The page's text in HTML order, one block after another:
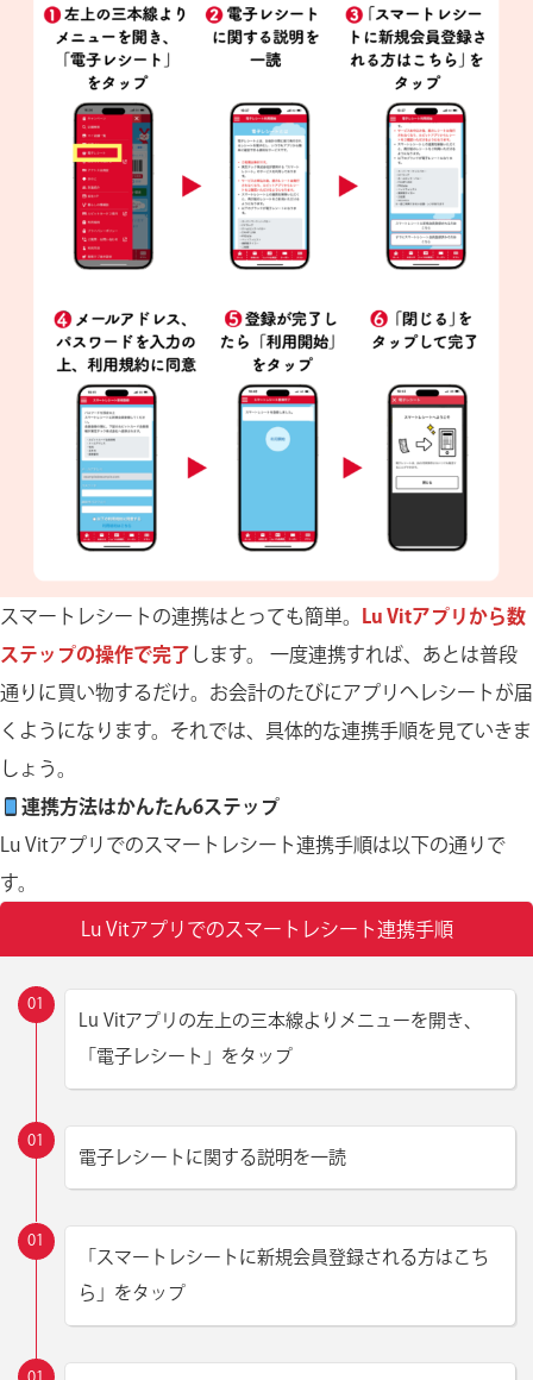
スマートレシートの連携はとっても簡単。
Lu Vitアプリから数
ステップの操作で完了 します。 一度連携すれば、あとは普段
通りに買い物するだけ。お会計のたびにアプリへレシートが届
くようになります。それでは、具体的な連携手順を見ていきま
しょう。
連携方法はかんたん6ステップ
Lu Vitアプリでのスマートレシート連携手順は以下の通りで
す。
Lu Vitアプリでのスマートレシート連携手順
Lu Vitアプリの左上の三本線よりメニューを開き、
「電子レシート」をタップ
電子レシートに関する説明を一読
「スマートレシートに新規会員登録される方はこち
ら」をタップ